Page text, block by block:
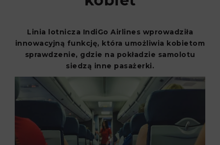
Linia lotnicza IndiGo Airlines wprowadziła
innowacyjną funkcję, która umożliwia kobietom
sprawdzenie, gdzie na pokładzie samolotu
siedzą inne pasażerki.